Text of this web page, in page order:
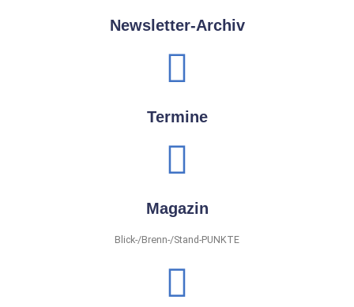
Newsletter-Archiv
Termine
Magazin
Blick-/Brenn-/Stand-PUNKTE